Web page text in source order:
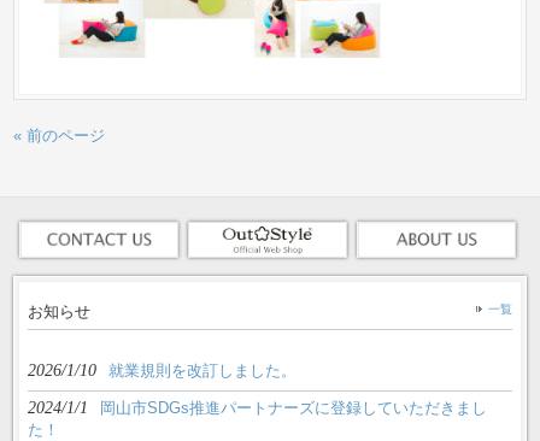
« 前のページ
お知らせ 一覧
2026/1/10 就業規則を改訂しました。
2024/1/1
岡山市SDGs推進パートナーズに登録していただきまし
た！